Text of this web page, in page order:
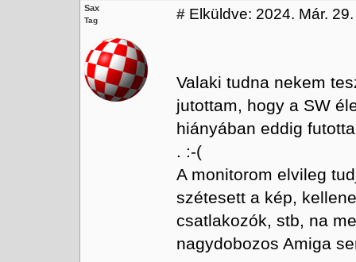
Sax
Tag # Elküldve: 2024. Már.
Valaki tudna nekem
jutottam, hogy a SW
hiányában eddig futotta
. :-(
A monitorom elvileg
szétesett a kép,
csatlakozók, stb, na
nagydobozos Amiga